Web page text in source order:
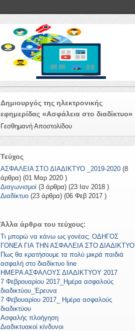
Δημιουργός της ηλεκτρονικής
εφημερίδας «Ασφάλεια στο διαδίκτυο»
Γεσθημανή Αποστολίδου
Τεύχος
ΑΣΦΑΛΕΙΑ ΣΤΟ ΔΙΑΔΙΚΤΥΟ _2019-2020 (8
άρθρα) (01 Μαρ 2020 )
Διαγωνισμοί (3 άρθρα) (23 Ιαν 2018 )
Διαδίκτυο (23 άρθρα) (06 Φεβ 2017 )
Άλλα άρθρα του τεύχους:
Τι μπορώ να κάνω ως γονέας; ΟΔΗΓΟΣ
ΓΟΝΕΑ ΓΙΑ ΤΗΝ ΑΣΦΑΛΕΙΑ ΣΤΟ ΔΙΑΔΙΚΤΥΟ
Πως θα κρατήσουμε τα πολύ μικρά παιδιά
ασφαλή στο διαδίκτυο line
ΗΜΕΡΑ ΑΣΦΑΛΟΥΣ ΔΙΑΔΙΚΤΥΟΥ 2017
7 Φεβρουαρίου 2017_Ημέρα ασφαλούς
διαδικτύου_Έρευνα
7 Φεβουαρίου 2017_ Ημέρα ασφαλούς
διαδικτύου
Ασφαλής πλοήγηση
Διαδικτυακοί κίνδυνοι